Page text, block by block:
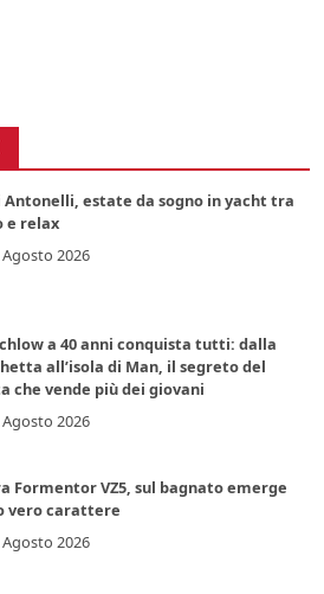
Antonelli, estate da sogno in yacht tra
e relax
Agosto 2026
a 40 anni conquista tutti: dalla
all’isola di Man, il segreto del
che vende più dei giovani
Agosto 2026
Formentor VZ5, sul bagnato emerge
vero carattere
Agosto 2026